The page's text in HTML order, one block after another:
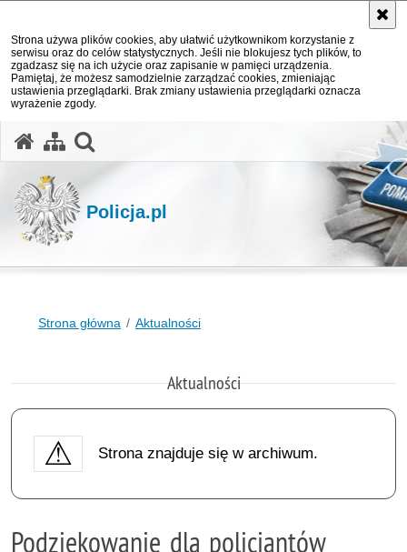
Strona używa plików cookies, aby ułatwić użytkownikom korzystanie z
serwisu oraz do celów statystycznych. Jeśli nie blokujesz tych plików, to
zgadzasz się na ich użycie oraz zapisanie w pamięci urządzenia.
Pamiętaj, że możesz samodzielnie zarządzać cookies, zmieniając
ustawienia przeglądarki. Brak zmiany ustawienia przeglądarki oznacza
wyrażenie zgody.
Policja.pl
Strona główna Aktualności
Aktualności
Strona znajduje się w archiwum.
Podziękowanie dla policjantów